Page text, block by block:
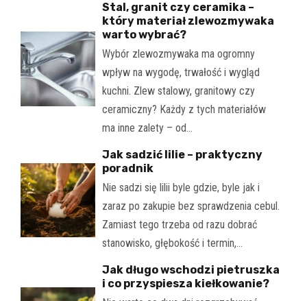
Stal, granit czy ceramika –
który materiał zlewozmywaka
warto wybrać?
Wybór zlewozmywaka ma ogromny
wpływ na wygodę, trwałość i wygląd
kuchni. Zlew stalowy, granitowy czy
ceramiczny? Każdy z tych materiałów
ma inne zalety – od…
Jak sadzić lilie – praktyczny
poradnik
Nie sadzi się lilii byle gdzie, byle jak i
zaraz po zakupie bez sprawdzenia cebul.
Zamiast tego trzeba od razu dobrać
stanowisko, głębokość i termin,…
Jak długo wschodzi pietruszka
i co przyspiesza kiełkowanie?